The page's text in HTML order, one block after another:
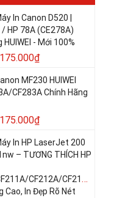
In Canon D520 |
HP 78A (CE278A)
HUIWEI - Mới 100%
175.000₫
MF230 HUIWEI
CF283A Chính Hãng
175.000₫
In HP LaserJet 200
– TƯƠNG THÍCH HP
CF212A/CF213A)
Cao, In Đẹp Rõ Nét